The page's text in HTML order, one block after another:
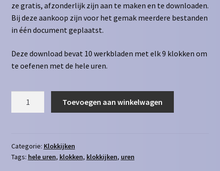
ze gratis, afzonderlijk zijn aan te maken en te downloaden.
Bij deze aankoop zijn voor het gemak meerdere bestanden
in één document geplaatst.
Deze download bevat 10 werkbladen met elk 9 klokken om
te oefenen met de hele uren.
naar
analoog
Toevoegen aan winkelwagen
Categorie: Klokkijken
Tags: hele uren, klokken, klokkijken, uren